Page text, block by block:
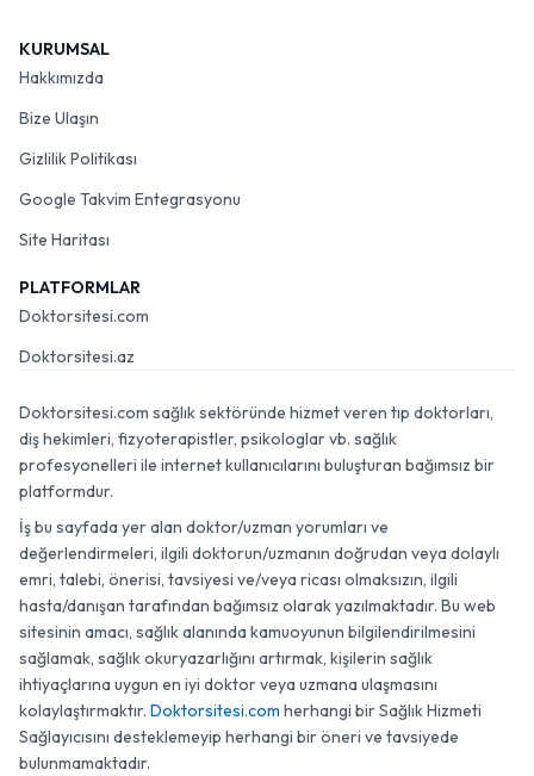
KURUMSAL
Hakkımızda
Bize Ulaşın
Gizlilik Politikası
Google Takvim Entegrasyonu
Site Haritası
PLATFORMLAR
Doktorsitesi.com
Doktorsitesi.az
Doktorsitesi.com sağlık sektöründe hizmet veren tıp doktorları,
diş hekimleri, fizyoterapistler, psikologlar vb. sağlık
profesyonelleri ile internet kullanıcılarını buluşturan bağımsız bir
platformdur.
İş bu sayfada yer alan doktor/uzman yorumları ve
değerlendirmeleri, ilgili doktorun/uzmanın doğrudan veya dolaylı
emri, talebi, önerisi, tavsiyesi ve/veya ricası olmaksızın, ilgili
hasta/danışan tarafından bağımsız olarak yazılmaktadır. Bu web
sitesinin amacı, sağlık alanında kamuoyunun bilgilendirilmesini
sağlamak, sağlık okuryazarlığını artırmak, kişilerin sağlık
ihtiyaçlarına uygun en iyi doktor veya uzmana ulaşmasını
kolaylaştırmaktır. Doktorsitesi.com herhangi bir Sağlık Hizmeti
Sağlayıcısını desteklemeyip herhangi bir öneri ve tavsiyede
bulunmamaktadır.